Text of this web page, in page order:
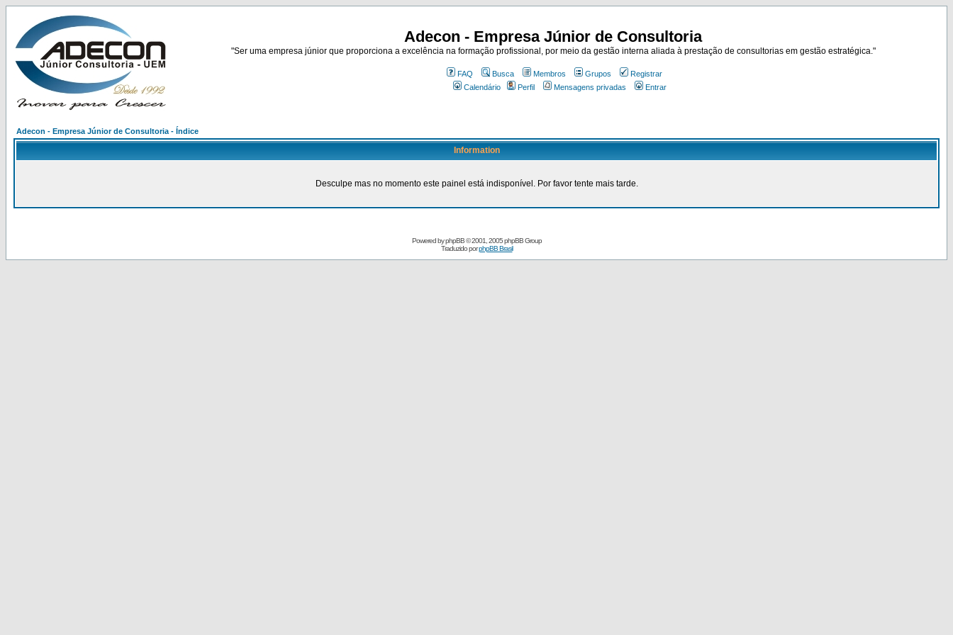
Adecon - Empresa Júnior de Consultoria
"Ser uma empresa júnior que proporciona a excelência na formação profissional, por meio da gestão interna aliada à prestação de consultorias em gestão estratégica."
FAQ Busca Membros Grupos
Registrar
Calendário
Perfil Mensagens privadas Entrar
Adecon - Empresa Júnior de Consultoria - Índice
Information
Desculpe mas no momento este painel está indisponível. Por favor tente mais tarde.
Powered byphpBB© 2001, 2005 phpBB Group
Traduzido porphpBB Brasil